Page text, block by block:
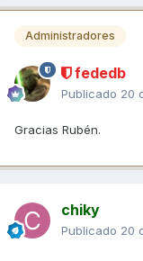
Administradores
fededb
Publicado 20
Gracias Rubén.
chiky
Publicado 20